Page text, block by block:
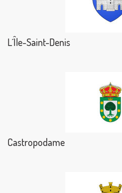
L´Île-Saint-Denis
Castropodame